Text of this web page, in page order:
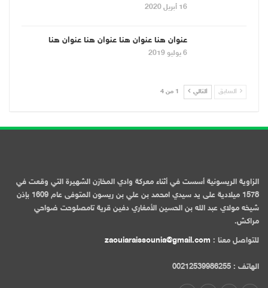
16 أبريل 2020
عنوان هنا عنوان هنا عنوان هنا عنوان هنا
6 يوليو 2019
السابق التالي 1 من 4
الزاوية الريسونية أسست في أثناء معركة وادي المخازن الشهيرة التي وقعت في
1578 ميلادية على يد سيدي امحمد بن علي بن ريسون المتوفى عام 1609 بإذن
شيخه مولاي عبد الله بن الحسين الأمغاري دفين قرية تامصلوحت ضواحي
مراكش.
للتواصل معنا : zaouiaraissounia@gmail.com
الهاتف : 00212539986255